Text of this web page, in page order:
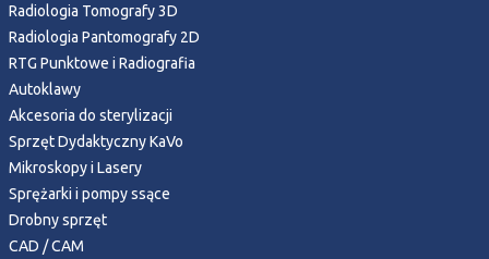
Radiologia Tomografy 3D
Radiologia Pantomografy 2D
RTG Punktowe i Radiografia
Autoklawy
Akcesoria do sterylizacji
Sprzęt Dydaktyczny KaVo
Mikroskopy i Lasery
Sprężarki i pompy ssące
Drobny sprzęt
CAD / CAM